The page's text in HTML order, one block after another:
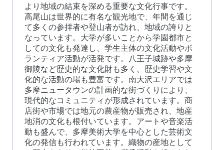
より地域の結束を深める重要な文化行事です。
高尾山は世界的に有名な観光地で、年間を通じ
て多くの参拝者や登山者が訪れ、地域の誇りと
なっています。大学が多いことから学園都市と
しての文化も発達し、学生主体の文化活動やボ
ランティア活動が活発です。八王子城跡や多摩
御陵など歴史的な文化財も多く、歴史学習や文
化的な活動の場も豊富です。南大沢エリアでは
多摩ニュータウンの計画的な街づくりにより、
現代的なコミュニティが形成されています。商
店街や市場では地元の農産物が販売され、地産
地消の文化も根付いています。アートや音楽活
動も盛んで、多摩美術大学を中心とした芸術文
化の発信も行われています。織物の産地として